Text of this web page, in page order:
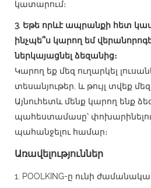
կատարում։
3. Եթե որևէ ապրանքի հետ
ինչպե՞ս կարող եմ
ներկայացնել ձեզանից։
Կարող եք մեզ ուղարկել
տեսանյութեր, և թույլ տվեք
Այնուհետև մենք կարող ենք
պահեստամասը՝
պահանջելու համար։
Առավելություններ
1. POOLKING-ը ունի